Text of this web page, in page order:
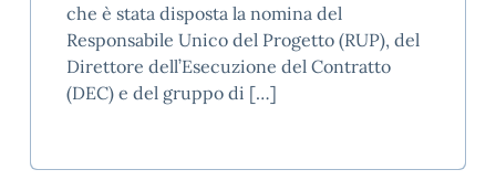
che è stata disposta la nomina del
Responsabile Unico del Progetto (RUP), del
Direttore dell’Esecuzione del Contratto
(DEC) e del gruppo di […]